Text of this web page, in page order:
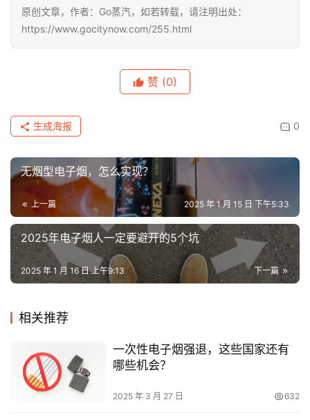
原创文章，作者：Go蒸汽，如若转载，请注明出处：
https://www.gocitynow.com/255.html
赞 (0)
0
生成海报
无烟型电子烟，怎么实现？
上一篇 2025 年 1 月 15 日 下午5:33
2025年电子烟人一定要避开的5个坑
下一篇
2025 年 1 月 16 日 上午9:13
相关推荐
一次性电子烟强退，这些国家还有
哪些机会？
2025 年 3 月 27 日 632